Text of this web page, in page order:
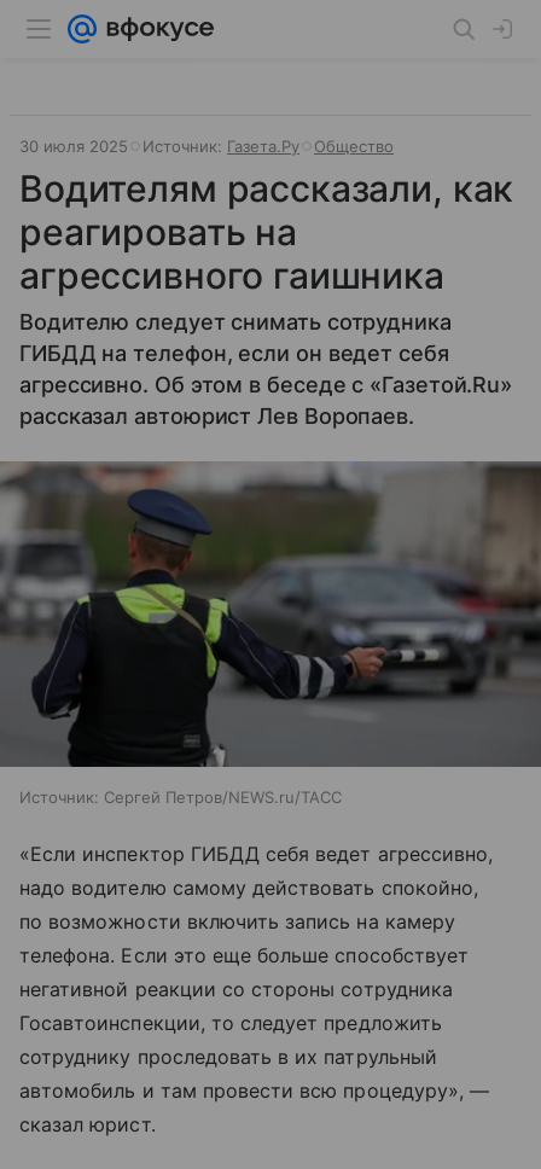
30 июля 2025 Источник: Газета.Ру Общество
Водителям рассказали, как
реагировать на
агрессивного гаишника
Водителю следует снимать сотрудника
ГИБДД на телефон, если он ведет себя
агрессивно. Об этом в беседе с «Газетой.Ru»
рассказал автоюрист Лев Воропаев.
Источник: Сергей Петров/NEWS.ru/TACC
«Если инспектор ГИБДД себя ведет агрессивно,
надо водителю самому действовать спокойно,
по возможности включить запись на камеру
телефона. Если это еще больше способствует
негативной реакции со стороны сотрудника
Госавтоинспекции, то следует предложить
сотруднику проследовать в их патрульный
автомобиль и там провести всю процедуру», —
сказал юрист.